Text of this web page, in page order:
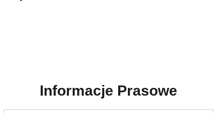
Informacje Prasowe